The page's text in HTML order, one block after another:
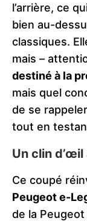
l’arrière, ce
bien au-
classiques.
mais –
destiné à la
mais quel
de se
tout en
Un clin
Ce coupé
Peugeot e-
de la